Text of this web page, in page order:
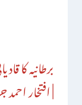
برطانیہ کا
| افتخار